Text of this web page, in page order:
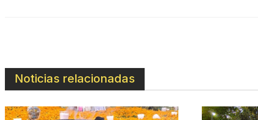
Noticias relacionadas